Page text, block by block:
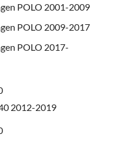
POLO 2001-2009
POLO 2009-2017
POLO 2017-
2012-2019